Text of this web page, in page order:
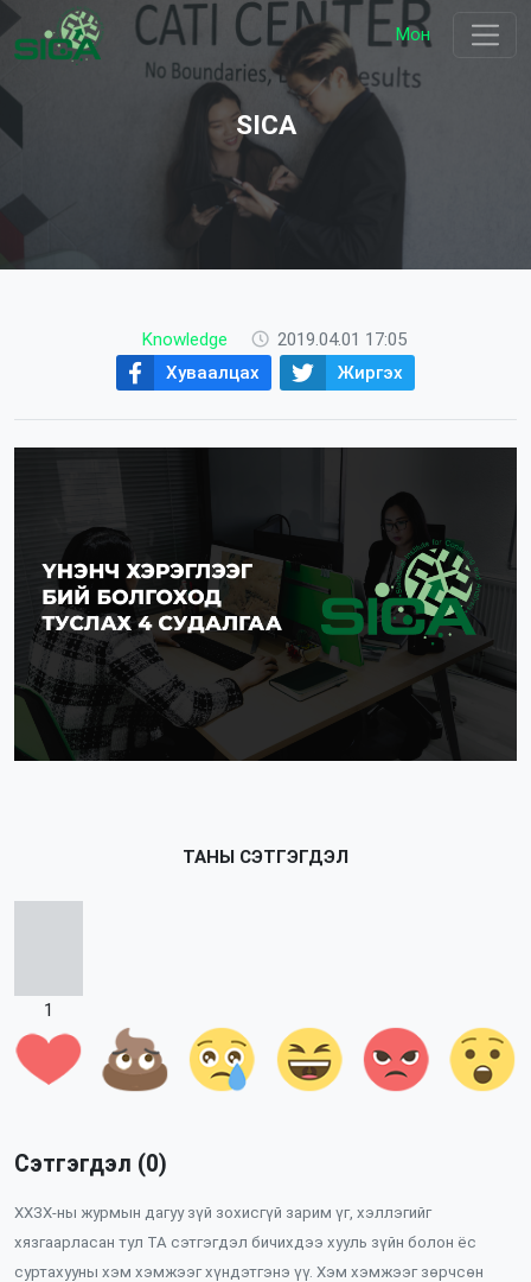
Мон
SICA
Knowledge
2019.04.01 17:05
Хуваалцах
Жиргэх
ТАНЫ СЭТГЭГДЭЛ
1
Сэтгэгдэл (0)
ХХЗХ-ны журмын дагуу зүй зохисгүй зарим үг, хэллэгийг
хязгаарласан тул ТА сэтгэгдэл бичихдээ хууль зүйн болон ёс
суртахууны хэм хэмжээг хүндэтгэнэ үү. Хэм хэмжээг зөрчсөн